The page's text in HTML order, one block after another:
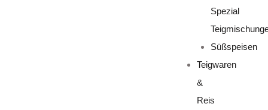
Spezial
Süßspeisen
Teigwaren
&
Reis